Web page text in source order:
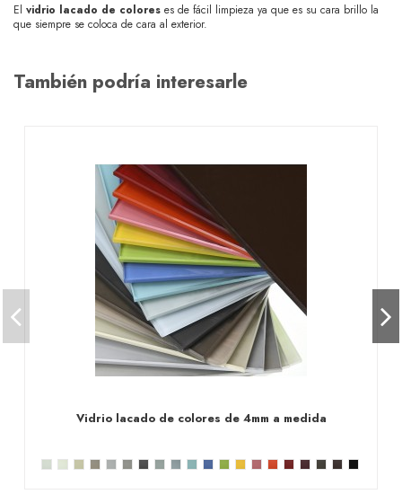
El vidrio lacado de colores es de fácil limpieza ya que es su cara brillo la
que siempre se coloca de cara al exterior.
También podría interesarle
Vidrio lacado de colores de 4mm a medida